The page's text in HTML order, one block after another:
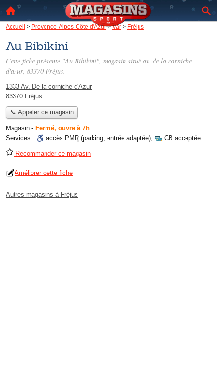
Accueil > Provence-Alpes-Côte d'Azur>Var > Fréjus
Au Bibikini
Cette fiche présente "Au Bibikini", magasin situé av. de la corniche
d'azur, 83370 Fréjus.
1333 Av. De la corniche d'Azur
83370 Fréjus
📞 Appeler ce magasin
Magasin - Fermé, ouvre à 7h
Services :
accès PMR (parking, entrée adaptée), CB acceptée
Recommander ce magasin
Améliorer cette fiche
Autres magasins à Fréjus